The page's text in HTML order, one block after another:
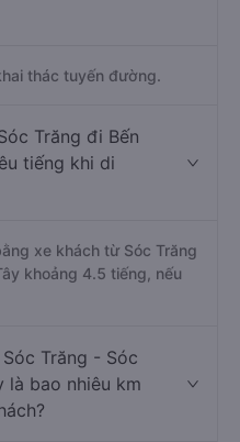
thác tuyến đường.
Trăng đi Bến
tiếng khi di
xe khách từ Sóc Trăng
khoảng 4.5 tiếng, nếu
Trăng - Sóc
là bao nhiêu km